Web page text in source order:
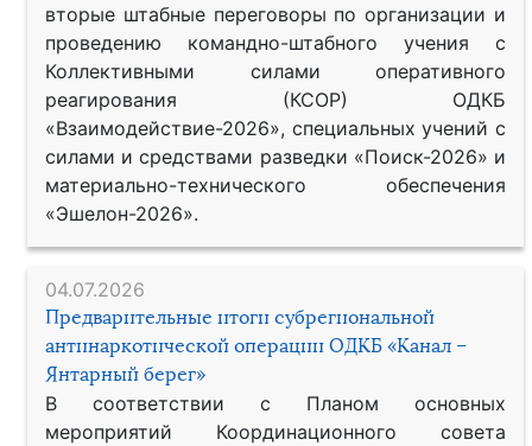
вторые штабные переговоры по организации и
проведению командно-штабного учения с
Коллективными силами оперативного
реагирования (КСОР) ОДКБ
«Взаимодействие-2026», специальных учений с
силами и средствами разведки «Поиск-2026» и
материально-технического обеспечения
«Эшелон-2026».
04.07.2026
Предварительные итоги субрегиональной
антинаркотической операции ОДКБ «Канал –
Янтарный берег»
В соответствии с Планом основных
мероприятий Координационного совета